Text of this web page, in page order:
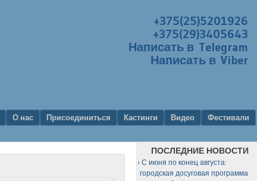
+375(25)5201926
+375(29)3405643
Написать в Telegram
Написать в Viber
О нас Присоединиться Кастинги Видео
Фестивали
ПОСЛЕДНИЕ НОВОСТИ
С июня по конец августа:
городская досуговая программа